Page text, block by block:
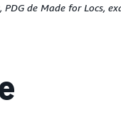
de Made for Locs,